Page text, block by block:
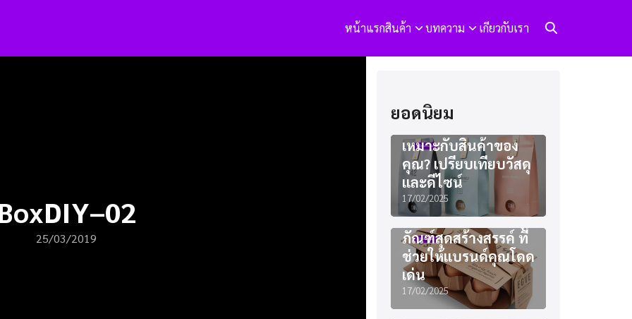
หน้าแรกสินค้า บทความ เกียวกับเรา
25/03/2019
ยอดนิยม
เหมาะกับสินค้าของ
คุณ? เปรียบเทียบวัสดุ
และดีไซน์
17/02/2025
ไอเดียออกแบบบรรจุ
ภัณฑ์สุดสร้างสรรค์ ที่
ช่วยให้แบรนด์คุณโดด
เด่น
17/02/2025